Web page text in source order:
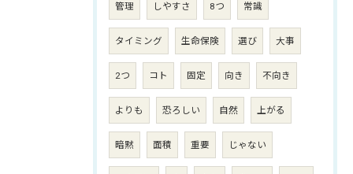
管理 しやすさ 8つ 常識
タイミング 生命保険 選び 大事
2つ コト 固定 向き 不向き
よりも 恐ろしい 自然 上がる
暗黙 面積 重要 じゃない